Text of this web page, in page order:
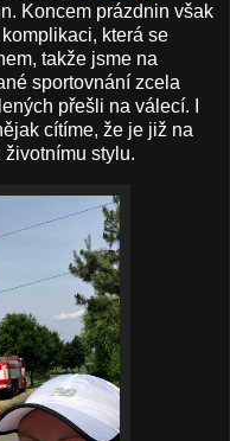
Koncem prázdnin však
která se
takže jsme na
sportovnání zcela
přešli na válecí. I
cítíme, že je již na
stylu.